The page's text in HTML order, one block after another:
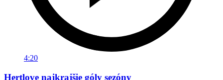
4:20
Hertlove najkrajšie góly sezóny